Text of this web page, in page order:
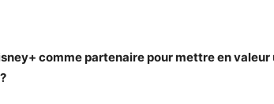
comme partenaire pour mettre en